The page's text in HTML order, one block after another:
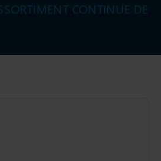
CONTINUE DE